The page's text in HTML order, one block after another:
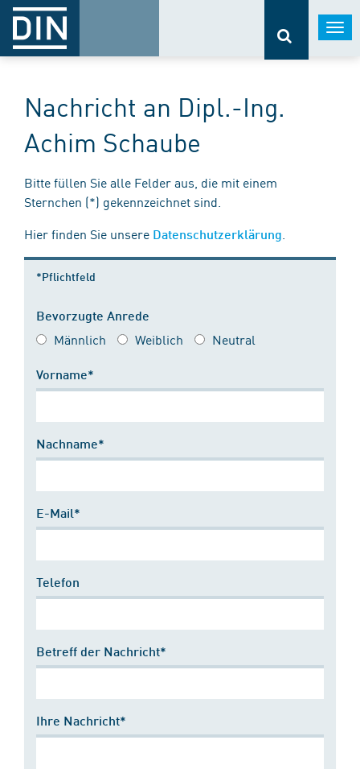
Nachricht an Dipl.-Ing.
Achim Schaube
Bitte füllen Sie alle Felder aus, die mit einem
Sternchen (*) gekennzeichnet sind.
Hier finden Sie unsere Datenschutzerklärung
*Pflichtfeld
Bevorzugte Anrede
Männlich Weiblich Neutral
Vorname*
Nachname*
E-Mail*
Telefon
Betreff der Nachricht*
Ihre Nachricht*